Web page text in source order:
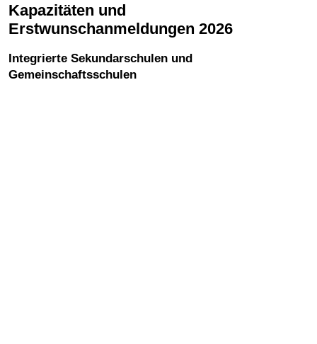
Kapazitäten und
Erstwunschanmeldungen 2026
Integrierte Sekundarschulen und
Gemeinschaftsschulen